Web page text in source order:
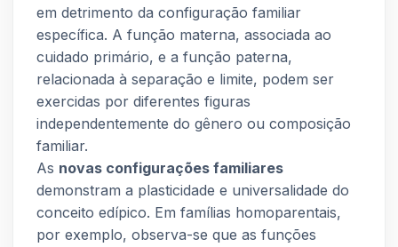
em detrimento da configuração familiar
específica. A função materna, associada ao
cuidado primário, e a função paterna,
relacionada à separação e limite, podem ser
exercidas por diferentes figuras
independentemente do gênero ou composição
familiar.
As novas configurações familiares
demonstram a plasticidade e universalidade do
conceito edípico. Em famílias homoparentais,
por exemplo, observa-se que as funções